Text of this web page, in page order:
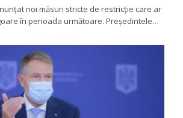
noi măsuri stricte de restricție care ar
în perioada următoare. Președintele…